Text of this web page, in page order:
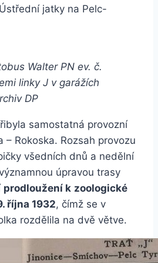
jatky na Pelc-
Walter PN ev. č.
linky J v garážích
DP
samostatná provozní
– Rokoska. Rozsah provozu
všedních dnů a nedělní
úpravou trasy
prodloužení k zoologické
října 1932, čímž se v
rozdělila na dvě větve.